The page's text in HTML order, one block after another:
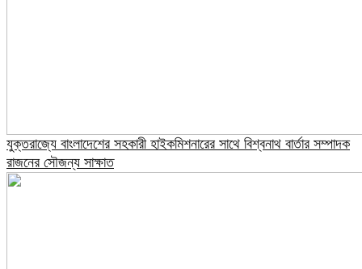
যুক্তরাজ্যে বাংলাদেশের সহকারী হাইকমিশনারের সাথে বিশ্বনাথ বার্তার সম্পাদক
রাজনের সৌজন্য সাক্ষাত